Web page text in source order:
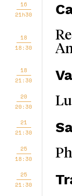
16
21h30
18
18:30
18
21:30
20
20:30
21
21:30
25
18:30
25
21:30